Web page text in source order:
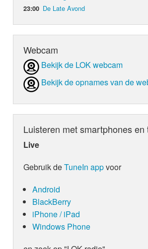
23:00 De Late Avond
Webcam
Bekijk de LOK webcam
Bekijk de opnames van de
Luisteren met smartphones en
Live
Gebruik deTuneIn appvoor
Android
BlackBerry
iPhone / iPad
Windows Phone